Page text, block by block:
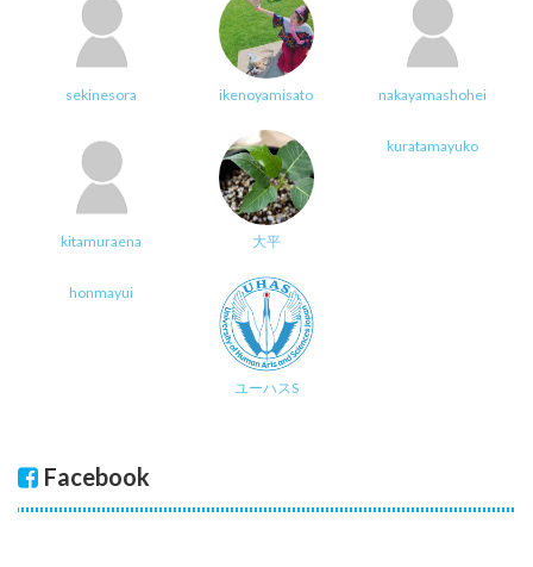
sekinesora ikenoyamisato nakayamashohei
kitamuraena 大平
kuratamayuko
honmayui
ユーハスS
Facebook